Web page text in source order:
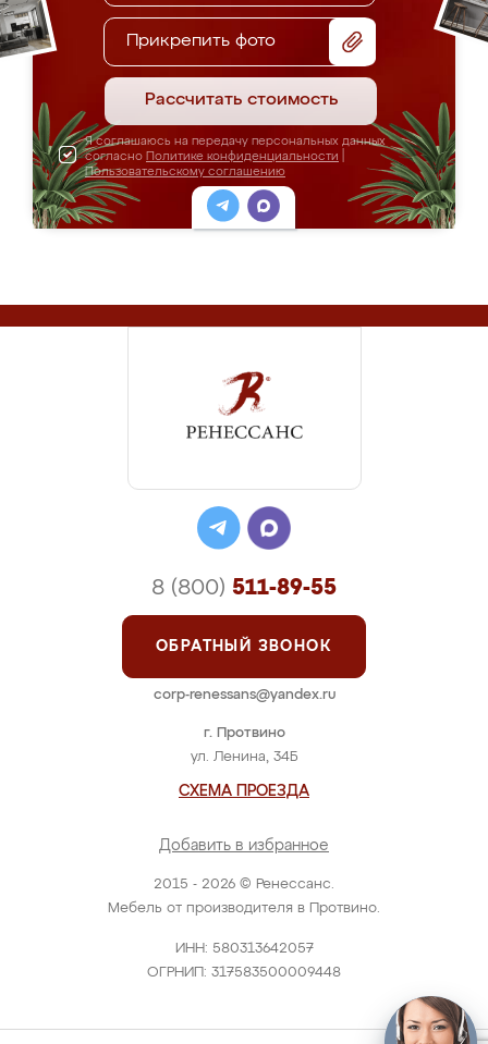
Прикрепить фото
Рассчитать стоимость
Я соглашаюсь на передачу персональных данных
согласно Политике конфиденциальности
Пользовательскому соглашению
2015 - 2026 © Ренессанс.
Мебель от производителя в Протвино.
ИНН: 580313642057
ОГРНИП: 317583500009448
г. Протвино
ул. Ленина, 34Б
СХЕМА ПРОЕЗДА
Добавить в избранное
8 (800) 511-89-55
ОБРАТНЫЙ ЗВОНОК
corp-renessans@yandex.ru